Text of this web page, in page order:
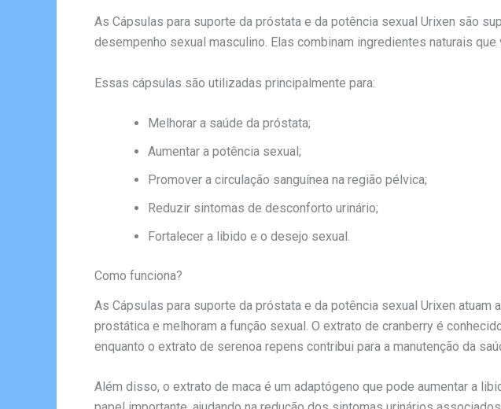
As Cápsulas para suporte da próstata e da potência sexual Urixen são
desempenho sexual masculino. Elas combinam ingredientes naturais
Essas cápsulas são utilizadas principalmente para:
Melhorar a saúde da próstata;
Aumentar a potência sexual;
Promover a circulação sanguínea na região pélvica;
Reduzir sintomas de desconforto urinário;
Fortalecer a libido e o desejo sexual.
Como funciona?
As Cápsulas para suporte da próstata e da potência sexual Urixen
prostática e melhoram a função sexual. O extrato de cranberry é
enquanto o extrato de serenoa repens contribui para a manutenção da
Além disso, o extrato de maca é um adaptógeno que pode aumentar a